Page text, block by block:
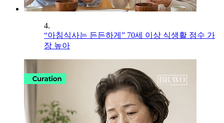
4.
“아침식사는 든든하게” 70세 이상 식생활 점수 가
장 높아